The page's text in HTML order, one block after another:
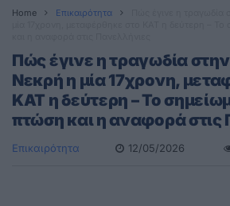
Home Επικαιρότητα
Πώς έγινε η τραγωδία
Νεκρή η μία 17χρονη,
ΚΑΤ η δεύτερη – Το
πτώση και η αναφορά στις
Επικαιρότητα 12/05/2026